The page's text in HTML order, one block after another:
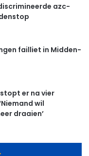
azc-
failliet in Midden-
er na vier
wil
draaien’